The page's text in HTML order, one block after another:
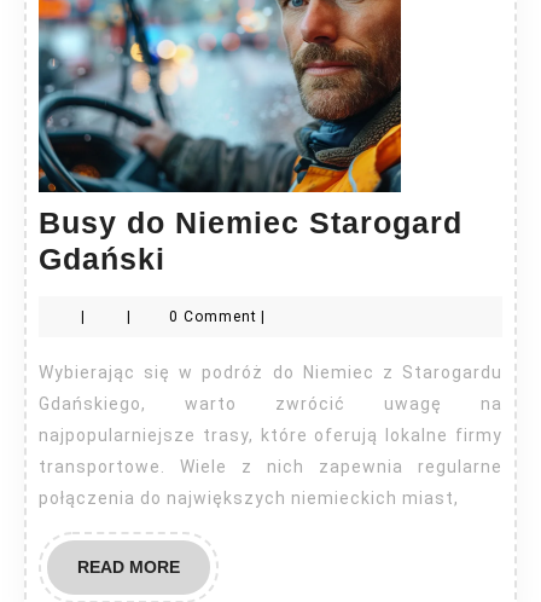
Busy do Niemiec Starogard
Gdański
Niemiec
Starogard
Gdański
| | 0 Comment |
Wybierając się w podróż do Niemiec z Starogardu
Gdańskiego, warto zwrócić uwagę na
najpopularniejsze trasy, które oferują lokalne firmy
transportowe. Wiele z nich zapewnia regularne
połączenia do największych niemieckich miast,
READ MOREREAD
MORE